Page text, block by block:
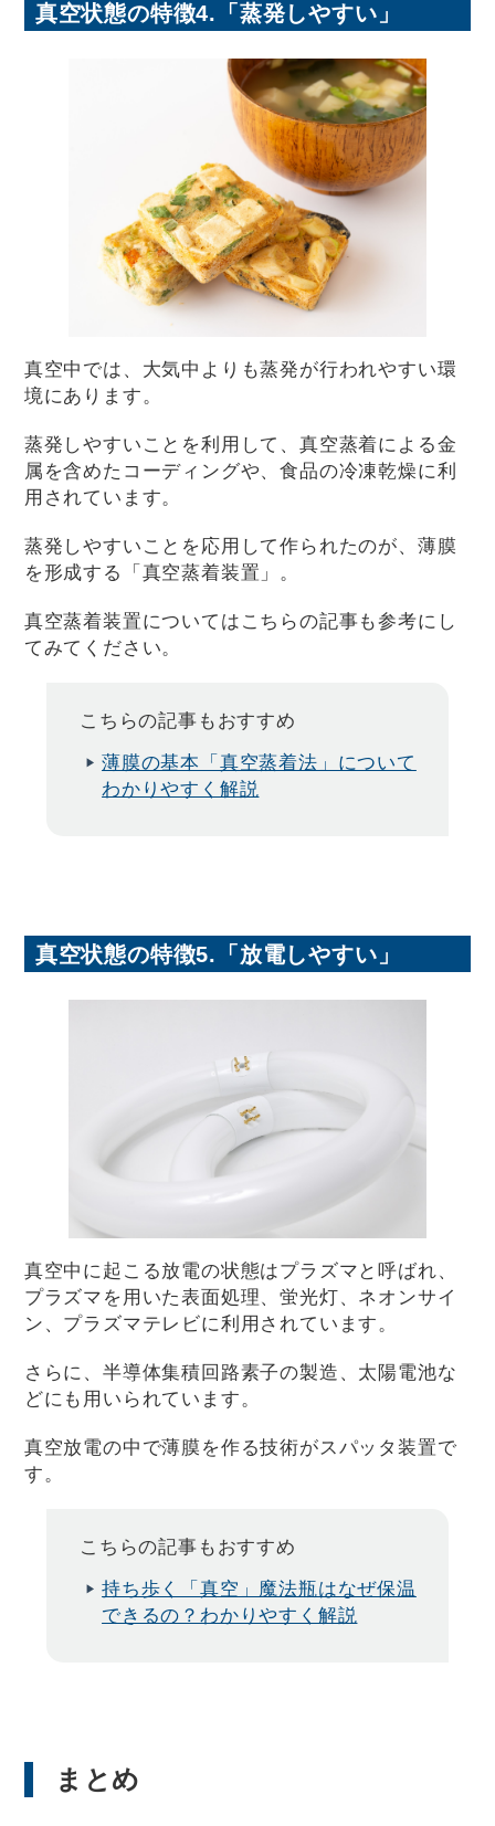
真空状態の特徴4.「蒸発しやすい」
真空中では、大気中よりも蒸発が行われやすい環
境にあります。
蒸発しやすいことを利用して、真空蒸着による金
属を含めたコーディングや、食品の冷凍乾燥に利
用されています。
蒸発しやすいことを応用して作られたのが、薄膜
を形成する「真空蒸着装置」。
真空蒸着装置についてはこちらの記事も参考にし
てみてください。
こちらの記事もおすすめ
薄膜の基本「真空蒸着法」について
わかりやすく解説
真空状態の特徴5.「放電しやすい」
真空中に起こる放電の状態はプラズマと呼ばれ、
プラズマを用いた表面処理、蛍光灯、ネオンサイ
ン、プラズマテレビに利用されています。
さらに、半導体集積回路素子の製造、太陽電池な
どにも用いられています。
真空放電の中で薄膜を作る技術がスパッタ装置で
す。
こちらの記事もおすすめ
持ち歩く「真空」魔法瓶はなぜ保温
できるの？わかりやすく解説
まとめ